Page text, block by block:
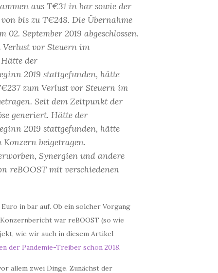
aus T€31 in bar sowie der
bis zu T€248. Die Übernahme
September 2019 abgeschlossen.
Verlust vor Steuern im
Hätte der
2019 stattgefunden, hätte
zum Verlust vor Steuern im
Seit dem Zeitpunkt der
generiert. Hätte der
2019 stattgefunden, hätte
Konzern beigetragen.
Synergien und andere
reBOOST mit verschiedenen
in bar auf. Ob ein solcher Vorgang
war reBOOST (so wie
wie wir auch in diesem Artikel
der Pandemie-Treiber schon 2018.
allem zwei Dinge. Zunächst der